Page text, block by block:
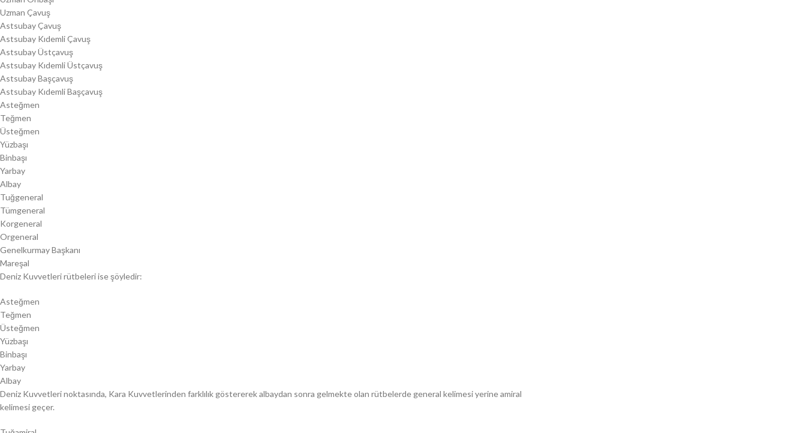
Uzman Çavuş
Astsubay Çavuş
Astsubay Kıdemli Çavuş
Astsubay Üstçavuş
Astsubay Kıdemli Üstçavuş
Astsubay Başçavuş
Astsubay Kıdemli Başçavuş
Asteğmen
Teğmen
Üsteğmen
Yüzbaşı
Binbaşı
Yarbay
Albay
Tuğgeneral
Tümgeneral
Korgeneral
Orgeneral
Genelkurmay Başkanı
Mareşal
Deniz Kuvvetleri rütbeleri ise şöyledir:
Asteğmen
Teğmen
Üsteğmen
Yüzbaşı
Binbaşı
Yarbay
Albay
Deniz Kuvvetleri noktasında, Kara Kuvvetlerinden farklılık göstererek albaydan sonra gelmekte olan rütbelerde general kelimesi yerine amiral
kelimesi geçer.